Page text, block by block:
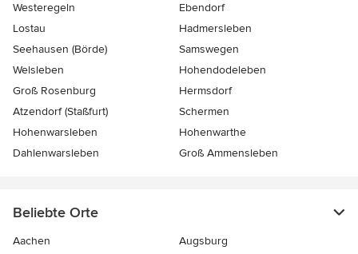
Westeregeln
Ebendorf
Lostau
Hadmersleben
Seehausen (Börde)
Samswegen
Welsleben
Hohendodeleben
Groß Rosenburg
Hermsdorf
Atzendorf (Staßfurt)
Schermen
Hohenwarsleben
Hohenwarthe
Dahlenwarsleben
Groß Ammensleben
Beliebte Orte
Aachen
Augsburg